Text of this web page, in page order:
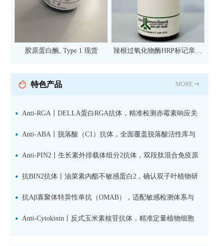
胶原蛋白酶, Type 1 现货
辣根过氧化物酶HRP标记亲和
抗 现货
特色产品 MORE
Anti-RGA丨DELLA蛋白RGA抗体，精准检测赤霉素响应关
键抑制因子
Anti-ABA丨脱落酸（C1）抗体，全面覆盖脱落酸活性库与
储存库
Anti-PIN2丨生长素外排载体组分2抗体，双段肽混合免疫原
设计方案
抗BIN2抗体丨油菜素内酯不敏感蛋白2，确认双子叶植物研
究数据特异性
抗Aβ寡聚体特异性单抗（OMAB），适配敏感检测体系与
活细胞实验
Anti-Cytokinin丨反式玉米素核苷抗体，精准定量植物细胞